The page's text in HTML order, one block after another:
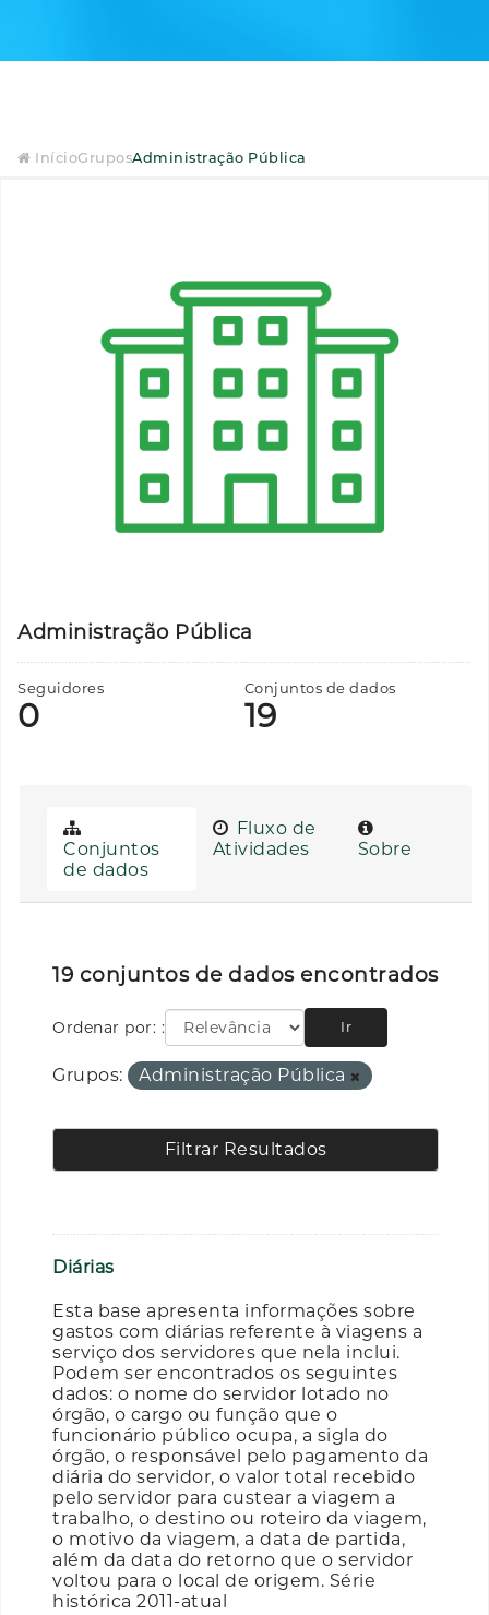
InícioGruposAdministração Pública
Administração Pública
Seguidores
0
Conjuntos de dados
19
Conjuntos
de dados
Fluxo de
Atividades
Sobre
19 conjuntos de dados encontrados
Ordenar por: Ir
Grupos: Administração Pública
Filtrar Resultados
Diárias
Esta base apresenta informações sobre
gastos com diárias referente à viagens a
serviço dos servidores que nela inclui.
Podem ser encontrados os seguintes
dados: o nome do servidor lotado no
órgão, o cargo ou função que o
funcionário público ocupa, a sigla do
órgão, o responsável pelo pagamento da
diária do servidor, o valor total recebido
pelo servidor para custear a viagem a
trabalho, o destino ou roteiro da viagem,
o motivo da viagem, a data de partida,
além da data do retorno que o servidor
voltou para o local de origem. Série
histórica 2011-atual